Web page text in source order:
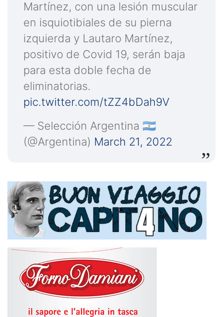
Martínez, con una lesión muscular
en isquiotibiales de su pierna
izquierda y Lautaro Martínez,
positivo de Covid 19, serán baja
para esta doble fecha de
eliminatorias.
pic.twitter.com/tZZ4bDah9V
— Selección Argentina 🇦🇷
(@Argentina) March 21, 2022